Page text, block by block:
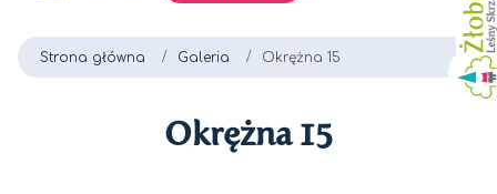
Strona główna Galeria Okrężna 15
Okrężna 15